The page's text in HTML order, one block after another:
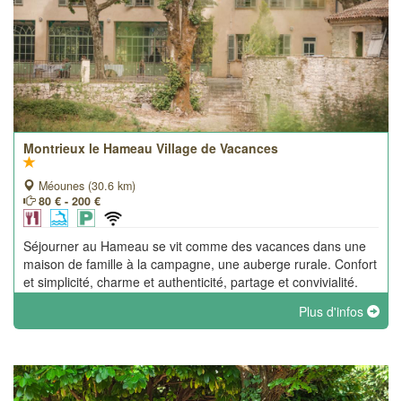
Montrieux le Hameau Village de Vacances
Méounes (30.6 km)
80 € - 200 €
Séjourner au Hameau se vit comme des vacances dans une
maison de famille à la campagne, une auberge rurale. Confort
et simplicité, charme et authenticité, partage et convivialité.
Plus d'infos